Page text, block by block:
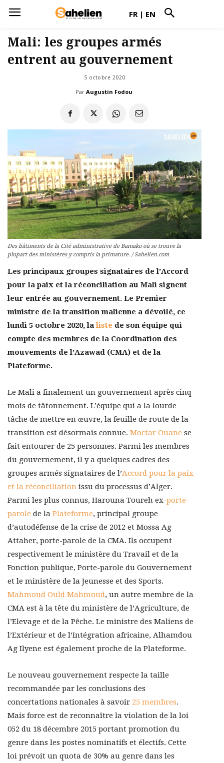
FR | EN
Mali: les groupes armés
entrent au gouvernement
5 octobre 2020
Par Augustin Fodou
Des bâtiments de la Cité administrative de Bamako où se trouve la
plupart des ministères y compris la primature. / Sahelien.com
Les principaux groupes signataires de l’Accord
pour la paix et la réconciliation au Mali signent
leur entrée au gouvernement. Le Premier
ministre de la transition malienne a dévoilé, ce
lundi 5 octobre 2020, laliste de son équipe qui
compte des membres de la Coordination des
mouvements de l’Azawad (CMA) et de la
Plateforme.
Le Mali a finalement un gouvernement après cinq
mois de tâtonnement. L’équipe qui a la lourde
tâche de mettre en œuvre, la feuille de route de la
transition est désormais connue. Moctar Ouane se
fait entourer de 25 personnes. Parmi les membres
du gouvernement, il y a quelques cadres des
groupes armés signataires de l’Accord pour la paix
et la réconciliation issu du processus d’Alger.
Parmi les plus connus, Harouna Toureh ex-porte-
parole de la Plateforme, principal groupe
d’autodéfense de la crise de 2012 et Mossa Ag
Attaher, porte-parole de la CMA. Ils occupent
respectivement le ministère du Travail et de la
Fonction publique, Porte-parole du Gouvernement
et le ministère de la Jeunesse et des Sports.
Mahmoud Ould Mahmoud, un autre membre de la
CMA est à la tête du ministère de l’Agriculture, de
l’Elevage et de la Pêche. Le ministre des Maliens de
l’Extérieur et de l’Intégration africaine, Alhamdou
Ag Ilyene est également proche de la Plateforme.
Le nouveau gouvernement respecte la taille
recommandée par les conclusions des
concertations nationales à savoir 25 membres.
Mais force est de reconnaître la violation de la loi
052 du 18 décembre 2015 portant promotion du
genre dans les postes nominatifs et électifs. Cette
loi prévoit un quota de 30% au genre dans les